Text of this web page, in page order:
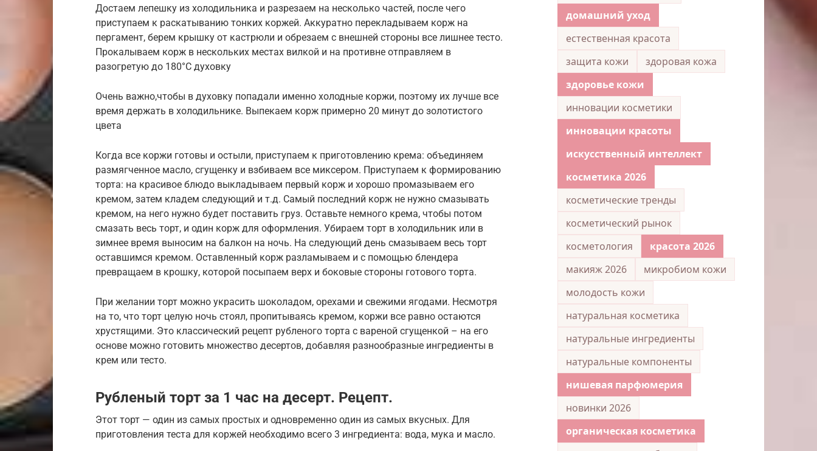
Достаем лепешку из холодильника и разрезаем на несколько частей, после чего
приступаем к раскатыванию тонких коржей. Аккуратно перекладываем корж на
пергамент, берем крышку от кастрюли и обрезаем с внешней стороны все лишнее тесто.
Прокалываем корж в нескольких местах вилкой и на противне отправляем в
разогретую до 180°С духовку
Очень важно,чтобы в духовку попадали именно холодные коржи, поэтому их лучше все
время держать в холодильнике. Выпекаем корж примерно 20 минут до золотистого
цвета
Когда все коржи готовы и остыли, приступаем к приготовлению крема: объединяем
размягченное масло, сгущенку и взбиваем все миксером. Приступаем к формированию
торта: на красивое блюдо выкладываем первый корж и хорошо промазываем его
кремом, затем кладем следующий и т.д. Самый последний корж не нужно смазывать
кремом, на него нужно будет поставить груз. Оставьте немного крема, чтобы потом
смазать весь торт, и один корж для оформления. Убираем торт в холодильник или в
зимнее время выносим на балкон на ночь. На следующий день смазываем весь торт
оставшимся кремом. Оставленный корж разламываем и с помощью блендера
превращаем в крошку, которой посыпаем верх и боковые стороны готового торта.
При желании торт можно украсить шоколадом, орехами и свежими ягодами. Несмотря
на то, что торт целую ночь стоял, пропитываясь кремом, коржи все равно остаются
хрустящими. Это классический рецепт рубленого торта с вареной сгущенкой – на его
основе можно готовить множество десертов, добавляя разнообразные ингредиенты в
крем или тесто.
Рубленый торт за 1 час на десерт. Рецепт.
Этот торт — один из самых простых и одновременно один из самых вкусных. Для
приготовления теста для коржей необходимо всего 3 ингредиента: вода, мука и масло.
домашний уход
естественная красота
защита кожи
здоровая кожа
здоровье кожи
инновации косметики
инновации красоты
искусственный интеллект
косметика 2026
косметические тренды
косметический рынок
косметология
красота 2026
макияж 2026
микробиом кожи
молодость кожи
натуральная косметика
натуральные ингредиенты
натуральные компоненты
нишевая парфюмерия
новинки 2026
органическая косметика